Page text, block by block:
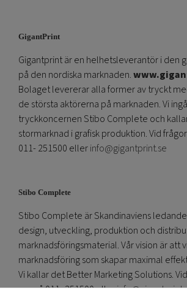
GigantPrint
Gigantprint är en helhetsleverantör i den
på den nordiska marknaden.
Bolaget levererar alla former av tryckt
de största aktörerna på marknaden. Vi
tryckkoncernen Stibo Complete och
stormarknad i grafisk produktion. Vid
011- 251500 ellerinfo@gigantprint.se
Stibo Complete
Stibo Complete är Skandinaviens
design, utveckling, produktion och
marknadsföringsmaterial. Vår vision är att
marknadsföring som skapar maximal
Vi kallar det Better Marketing Solutions.
oss på 011- 251500 eller